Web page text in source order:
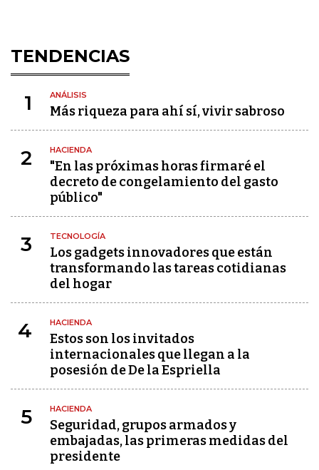
TENDENCIAS
1 ANÁLISIS
Más riqueza para ahí sí, vivir sabroso
2 HACIENDA
"En las próximas horas firmaré el
decreto de congelamiento del gasto
público"
3 TECNOLOGÍA
Los gadgets innovadores que están
transformando las tareas cotidianas
del hogar
4 HACIENDA
Estos son los invitados
internacionales que llegan a la
posesión de De la Espriella
5 HACIENDA
Seguridad, grupos armados y
embajadas, las primeras medidas del
presidente